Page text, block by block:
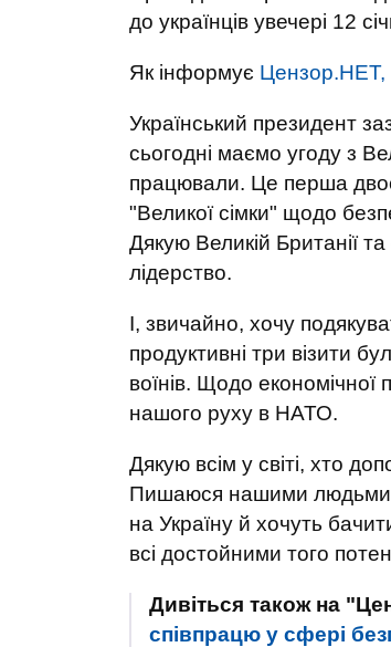
до українців увечері 12
Як інформує Цензор.НЕТ,
Український президент
сьогодні маємо угоду з
працювали. Це перша
"Великої сімки" щодо
Дякую Великій Британії
лідерство.
І, звичайно, хочу
продуктивні три візити
воїнів. Щодо
нашого руху в НАТО.
Дякую всім у світі, хто
Пишаюся нашими людьми!
на Україну й хочуть
всі достойними того
Дивіться також на
співпрацю у сфері